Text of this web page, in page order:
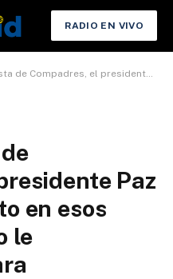
RADIO EN VIVO
presidente Paz dice “no me meto en esos pleitos”, cuando le mencionan a Lara
Paz
en esos
le